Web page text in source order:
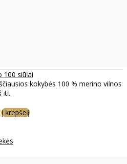
100 siūlai
kokybės 100 % merino vilnos
iti..
Į krepšelį